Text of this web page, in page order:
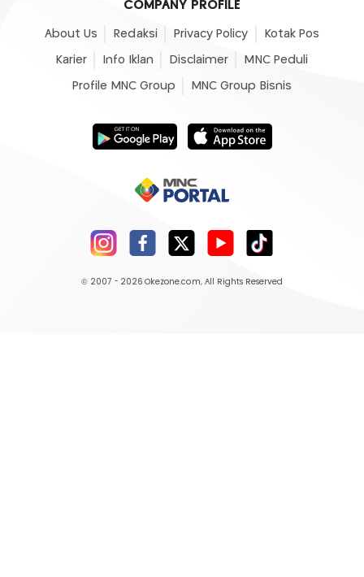
COMPANY PROFILE
About Us Redaksi Privacy Policy Kotak Pos
Karier Info Iklan Disclaimer MNC Peduli
Profile MNC Group MNC Group Bisnis
© 2007 - 2026 Okezone.com, All Rights Reserved